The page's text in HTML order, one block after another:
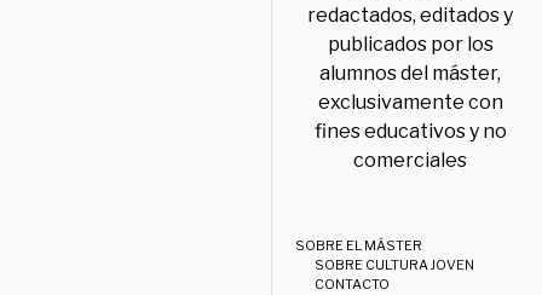
redactados, editados y
publicados por los
alumnos del máster,
exclusivamente con
fines educativos y no
comerciales
SOBRE EL MÁSTER
SOBRE CULTURA JOVEN
CONTACTO